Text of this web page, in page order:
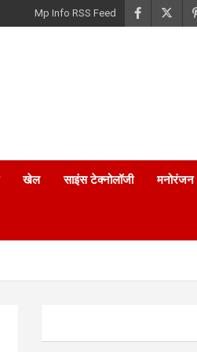
Mp Info RSS Feed
खेल साइंस टेक्नोलॉजी मनोरंजन